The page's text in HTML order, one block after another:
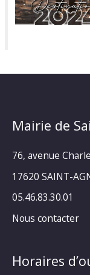
Mairie de
76, avenue
17620 SAINT-
05.46.83.30.01
Nous contacter
Horaires